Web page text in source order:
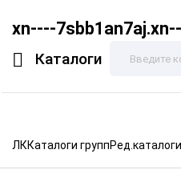
xn----
Каталоги
ЛККаталоги группРед.каталоги